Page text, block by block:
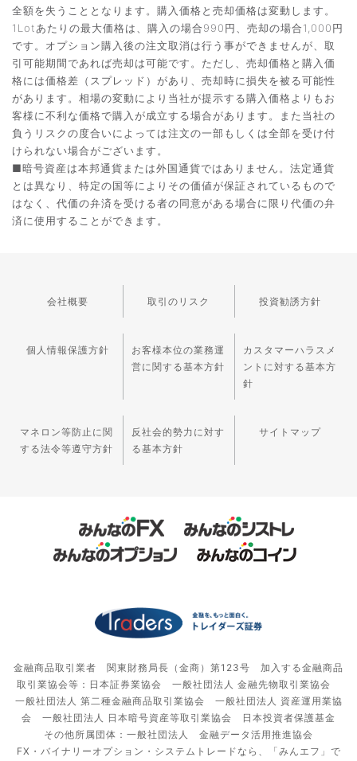
全額を失うこととなります。購入価格と売却価格は変動します。
1Lotあたりの最大価格は、購入の場合990円、売却の場合1,000円
です。オプション購入後の注文取消は行う事ができませんが、取
引可能期間であれば売却は可能です。ただし、売却価格と購入価
格には価格差（スプレッド）があり、売却時に損失を被る可能性
があります。相場の変動により当社が提示する購入価格よりもお
客様に不利な価格で購入が成立する場合があります。また当社の
負うリスクの度合いによっては注文の一部もしくは全部を受け付
けられない場合がございます。
■暗号資産は本邦通貨または外国通貨ではありません。法定通貨
とは異なり、特定の国等によりその価値が保証されているもので
はなく、代価の弁済を受ける者の同意がある場合に限り代価の弁
済に使用することができます。
会社概要 取引のリスク 投資勧誘方針
個人情報保護方針
お客様本位の業務運
営に関する基本方針
カスタマーハラスメ
ントに対する基本方
針
マネロン等防止に関
する法令等遵守方針
反社会的勢力に対す
る基本方針
サイトマップ
金融商品取引業者 関東財務局長（金商）第123号 加入する金融商品
取引業協会等：日本証券業協会 一般社団法人 金融先物取引業協会
一般社団法人 第二種金融商品取引業協会 一般社団法人 資産運用業協
会 一般社団法人 日本暗号資産等取引業協会 日本投資者保護基金
その他所属団体：一般社団法人 金融データ活用推進協会
FX・バイナリーオプション・システムトレードなら、「みんエフ」で